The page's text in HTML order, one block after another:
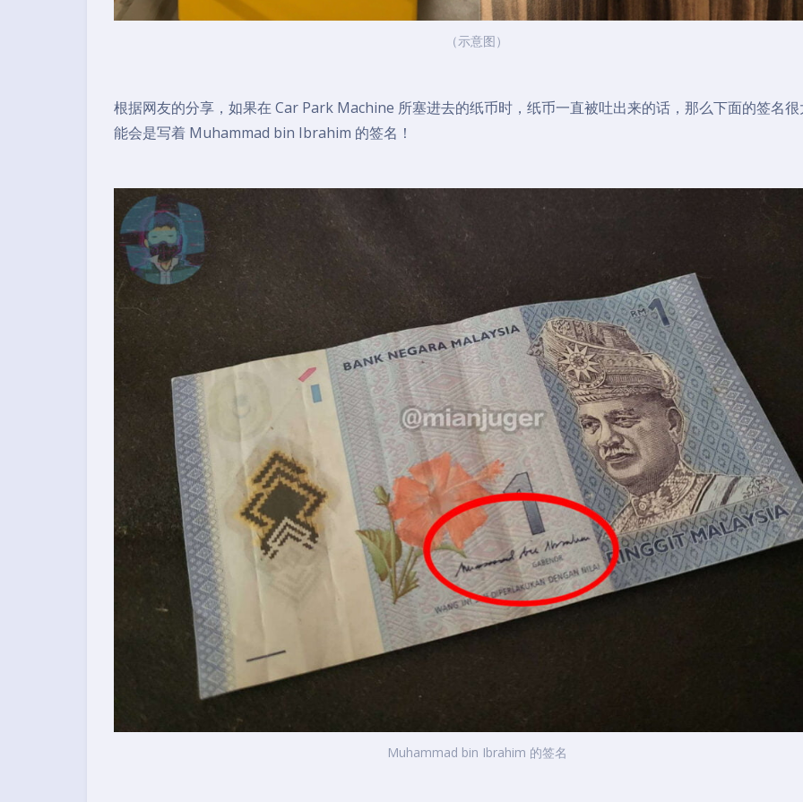
（示意图）
根据网友的分享，如果在 Car Park Machine 所塞进去的纸币时，纸币一直被吐出来的话，那么下面的签名
能会是写着 Muhammad bin Ibrahim 的签名！
Muhammad bin Ibrahim 的签名